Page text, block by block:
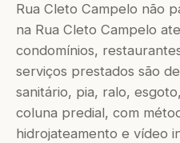
Rua Cleto Campelo não
na Rua Cleto Campelo
condomínios,
serviços prestados são
sanitário, pia, ralo,
coluna predial, com
hidrojateamento e vídeo